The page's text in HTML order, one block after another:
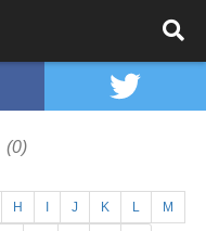
(0)
H J K L M